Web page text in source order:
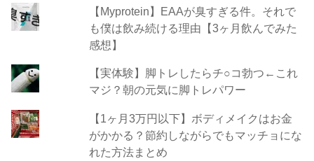
【Myprotein】EAAが臭すぎる件。それで
も僕は飲み続ける理由【3ヶ月飲んでみた
感想】
【実体験】脚トレしたらチ○コ勃つ←これ
マジ？朝の元気に脚トレパワー
【1ヶ月3万円以下】ボディメイクはお金
がかかる？節約しながらでもマッチョにな
れた方法まとめ